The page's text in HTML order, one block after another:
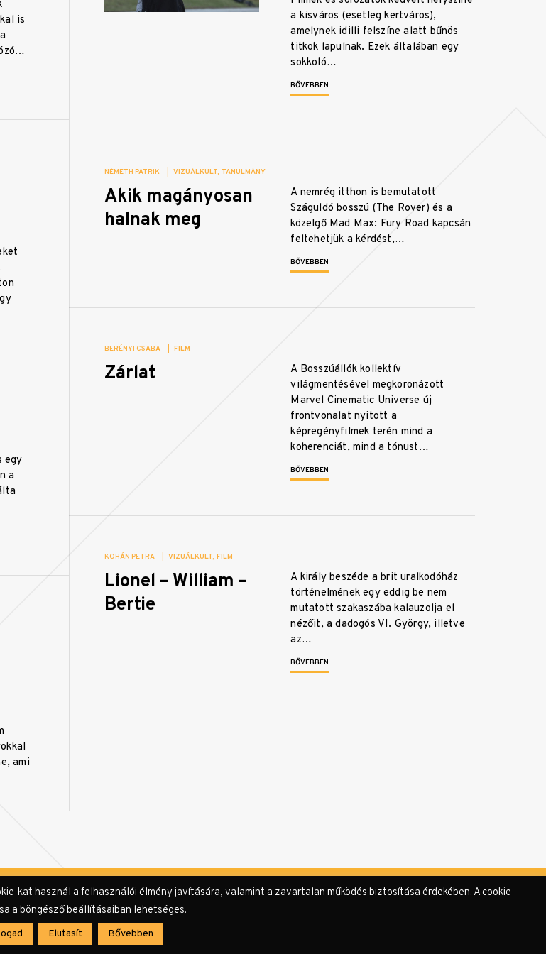
is
a kisváros (esetleg kertváros),
amelynek idilli felszíne alatt bűnös
titkok lapulnak. Ezek általában egy
sokkoló…
BŐVEBBEN
NÉMETH PATRIK VIZUÁLKULT TANULMÁNY
Akik magányosan
halnak meg
A nemrég itthon is bemutatott
Száguldó bosszú (The Rover) és a
közelgő Mad Max: Fury Road kapcsán
feltehetjük a kérdést,…
BŐVEBBEN
BERÉNYI CSABA FILM
Zárlat
A Bosszúállók kollektív
világmentésével megkoronázott
Marvel Cinematic Universe új
frontvonalat nyitott a
képregényfilmek terén mind a
koherenciát, mind a tónust…
BŐVEBBEN
egy
a
KOHÁN PETRA VIZUÁLKULT FILM
Lionel – William –
Bertie
A király beszéde a brit uralkodóház
történelmének egy eddig be nem
mutatott szakaszába kalauzolja el
nézőit, a dadogós VI. György, illetve
az…
BŐVEBBEN
ami
Impresszum
kat használ a felhasználói élmény javítására, valamint a zavartalan működés biztosítása érdekében. A cookie
a böngésző beállításaiban lehetséges.
Elutasít Bővebben